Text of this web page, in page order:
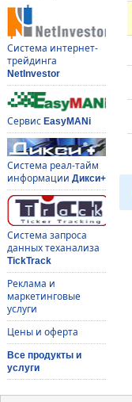
Система интернет-
трейдинга
NetInvestor
Сервис EasyMANi
Система реал-тайм
информации Дикси+
Система запроса
данных теханализа
TickTrack
Реклама и
маркетинговые
услуги
Цены и оферта
Все продукты и
услуги